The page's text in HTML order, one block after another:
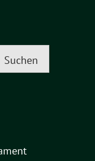
Suchen